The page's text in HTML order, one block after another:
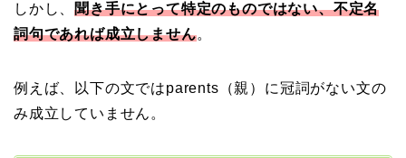
しかし、聞き手にとって特定のものではない、不定名
詞句であれば成立しません。
例えば、以下の文ではparents（親）に冠詞がない文の
み成立していません。